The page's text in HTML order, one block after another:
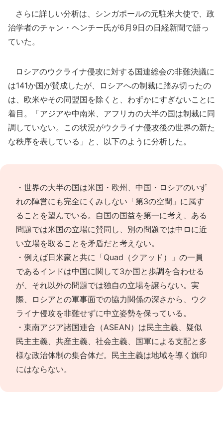
さらに詳しい分析は、シンガポールの元駐米大使で、政
治学者のチャン・ヘンチー氏が6月9日の日経新聞で語っ
ていた。
ロシアのウクライナ侵攻に対する国連総会の非難決議に
は141か国が賛成したが、ロシアへの制裁に踏み切ったの
は、欧米やその同盟国を除くと、わずかにすぎないことに
着目。「アジアや中南米、アフリカの大半の国は制裁に同
調していない。この状況がウクライナ侵攻後の世界の新た
な秩序を表している」と、以下のように分析した。
・世界の大半の国は米国・欧州、中国・ロシアのいず
れの陣営にも完全にくみしない「第3の空間」に属す
ることを望んでいる。自国の国益を第一に考え、ある
問題では米国の立場に賛同し、別の問題では中ロに近
い立場を取ることを矛盾だと考えない。
・例えば日米豪と共に「Quad（クアッド）」の一員
であるインドは中国に関して3か国と歩調を合わせる
が、それ以外の問題では独自の立場を譲らない。実
際、ロシアとの軍事面での協力関係の深さから、ウク
ライナ侵攻を非難せずに中立姿勢を保っている。
・東南アジア諸国連合（ASEAN）は民主主義、疑似
民主主義、共産主義、社会主義、国軍による支配と多
様な政治体制の集合体だ。民主主義は地域を導く旗印
にはならない。